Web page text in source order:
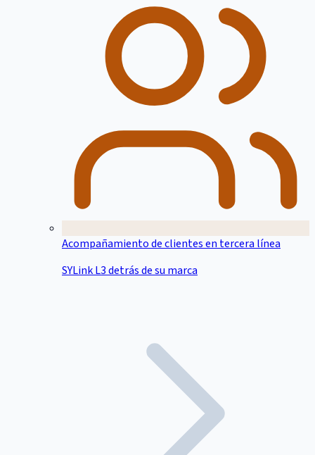
Acompañamiento de clientes en tercera línea
SYLink L3 detrás de su marca